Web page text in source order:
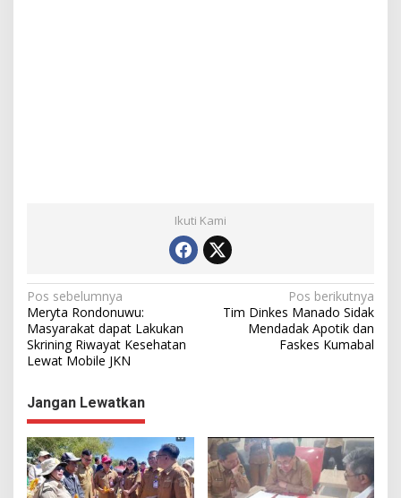
Ikuti Kami
N
a
v
g
a
s
i
Pos sebelumnya
Meryta Rondonuwu:
Masyarakat dapat Lakukan
Skrining Riwayat Kesehatan
Lewat Mobile JKN
Pos berikutnya
Tim Dinkes Manado Sidak
Mendadak Apotik dan
Faskes Kumabal
Jangan Lewatkan